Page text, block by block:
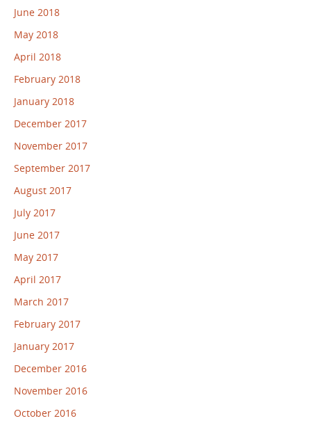
June 2018
May 2018
April 2018
February 2018
January 2018
December 2017
November 2017
September 2017
August 2017
July 2017
June 2017
May 2017
April 2017
March 2017
February 2017
January 2017
December 2016
November 2016
October 2016